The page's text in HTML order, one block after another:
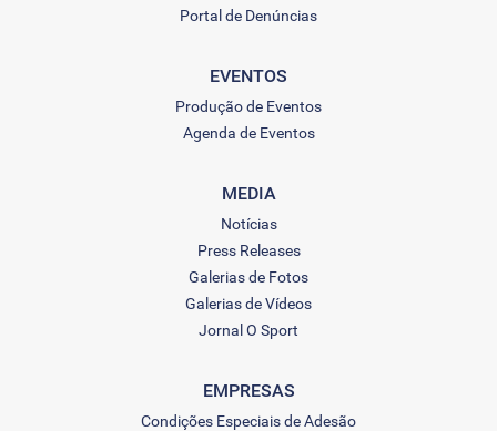
Portal de Denúncias
EVENTOS
Produção de Eventos
Agenda de Eventos
MEDIA
Notícias
Press Releases
Galerias de Fotos
Galerias de Vídeos
Jornal O Sport
EMPRESAS
Condições Especiais de Adesão